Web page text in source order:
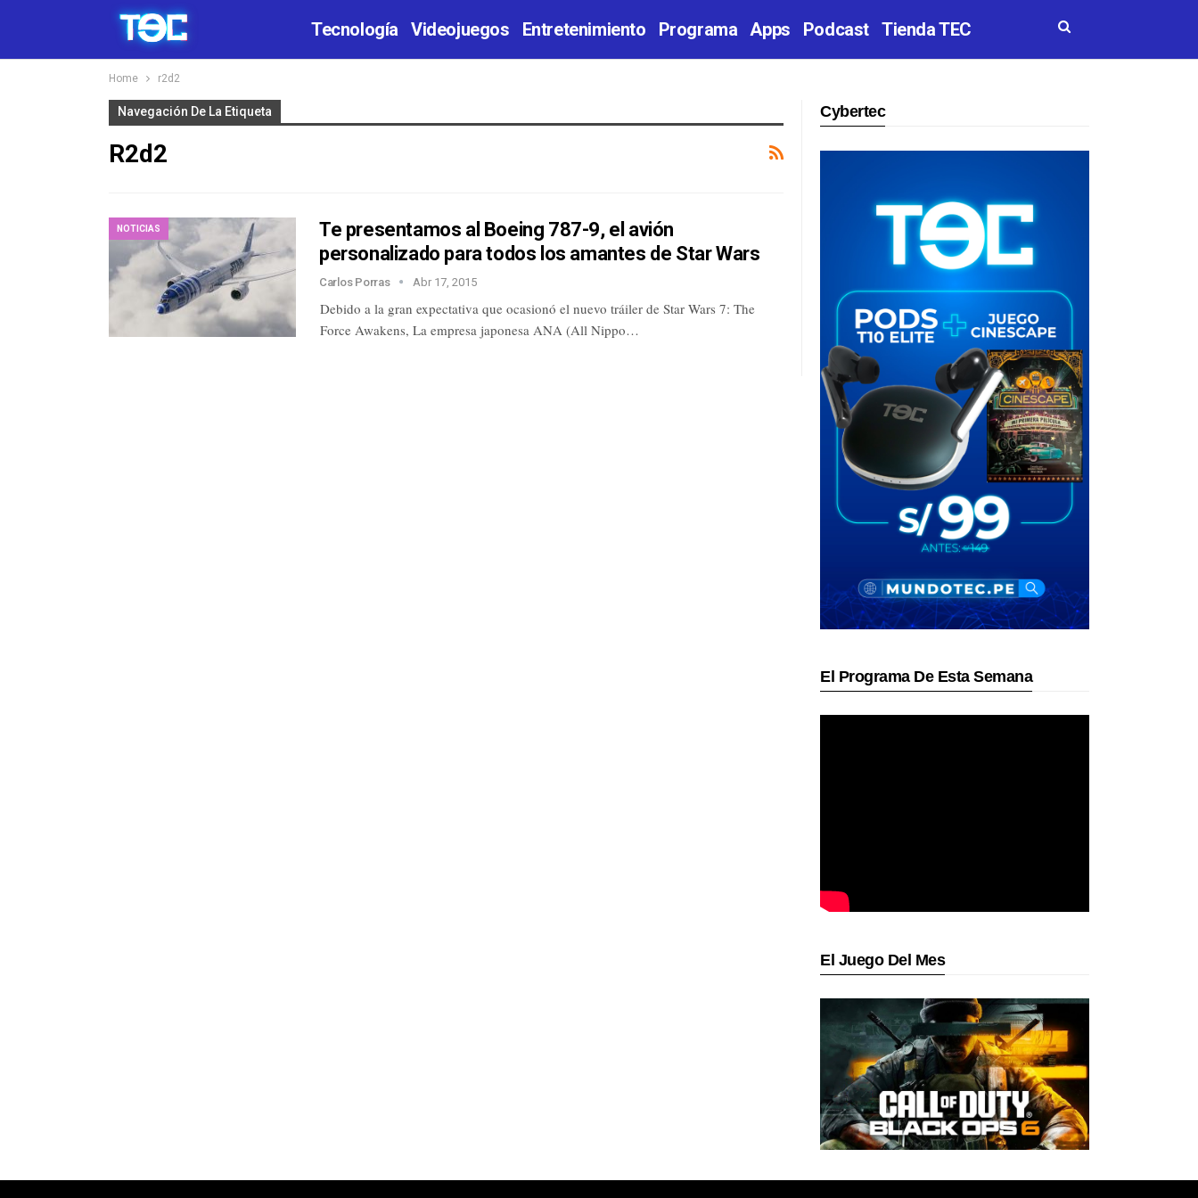
Tecnología Videojuegos Entretenimiento Programa Apps Podcast Tienda TEC
Home r2d2
Navegación De La Etiqueta
R2d2
NOTICIAS
Te presentamos al Boeing 787-9, el avión
personalizado para todos los amantes de Star Wars
Carlos Porras Abr 17, 2015
Debido a la gran expectativa que ocasionó el nuevo tráiler de Star Wars 7: The
Force Awakens, La empresa japonesa ANA (All Nippo…
Cybertec
El Programa De Esta Semana
El Juego Del Mes